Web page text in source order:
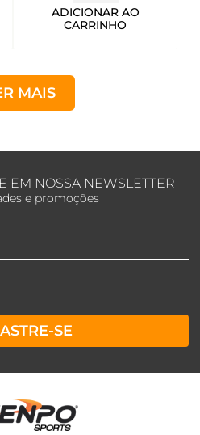
ADICIONAR AO
CARRINHO
MAIS
EM NOSSA NEWSLETTER
e promoções
SE